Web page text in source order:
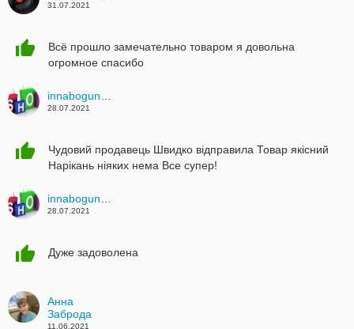
31.07.2021
Всё прошло замечательно товаром я довольна
огромное спасибо
28.07.2021
Чудовий продавець Швидко відправила Товар якісний
Нарікань ніяких нема Все супер!
28.07.2021
Дуже задоволена
Анна
Заброда
11.06.2021